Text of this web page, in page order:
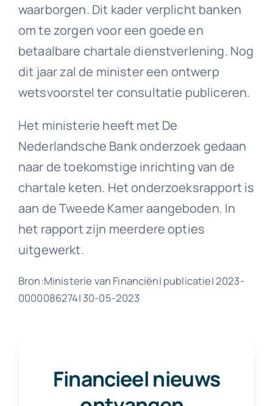
waarborgen. Dit kader verplicht banken
om te zorgen voor een goede en
betaalbare chartale dienstverlening. Nog
dit jaar zal de minister een ontwerp
wetsvoorstel ter consultatie publiceren.
Het ministerie heeft met De
Nederlandsche Bank onderzoek gedaan
naar de toekomstige inrichting van de
chartale keten. Het onderzoeksrapport is
aan de Tweede Kamer aangeboden. In
het rapport zijn meerdere opties
uitgewerkt.
Bron:Ministerie van Financiën| publicatie| 2023-
0000086274| 30-05-2023
Financieel nieuws